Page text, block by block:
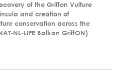
of the Griffon Vulture
and creation of
conservation across the
NL-LIFE Balkan GriffON)